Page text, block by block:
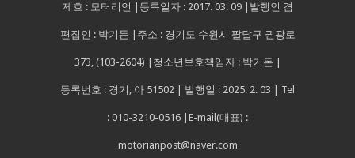
제호 : 모터리언 |등록일자 : 2017. 03. 09 |발행인 겸
편집인 : 박기돈 |주소 : 경기도 수원시 팔달구 권광로
373, (103-2604) |청소년보호책임자 : 박기돈 |
등록번호 : 경기, 아 51502 | 발행일 : 2025. 2. 03 | Tel
: 010-3210-0516 |E-mail(대표) :
motorianpost@naver.com